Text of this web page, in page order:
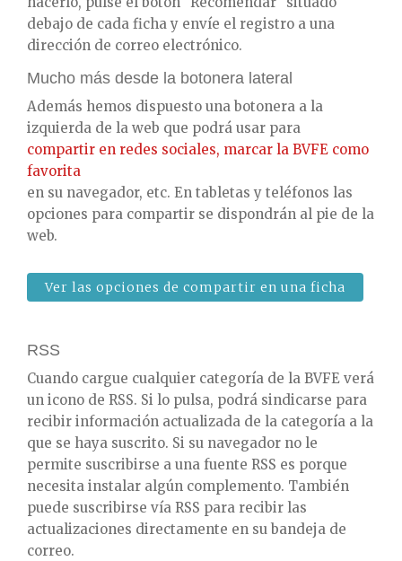
debajo de cada ficha y envíe el registro a una
dirección de correo electrónico.
Mucho más desde la botonera lateral
Además hemos dispuesto una botonera a la
izquierda de la web que podrá usar para
compartir en redes sociales, marcar la BVFE como
favorita
en su navegador, etc. En tabletas y teléfonos las
opciones para compartir se dispondrán al pie de la
web.
Ver las opciones de compartir en una ficha
RSS
Cuando cargue cualquier categoría de la BVFE verá
un icono de RSS. Si lo pulsa, podrá sindicarse para
recibir información actualizada de la categoría a la
que se haya suscrito. Si su navegador no le
permite suscribirse a una fuente RSS es porque
necesita instalar algún complemento. También
puede suscribirse vía RSS para recibir las
actualizaciones directamente en su bandeja de
correo.